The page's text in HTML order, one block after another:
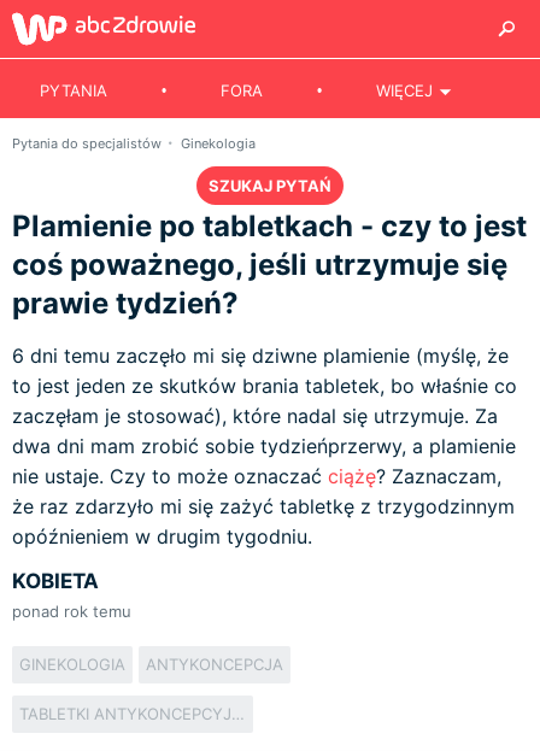
PYTANIA FORA WIĘCEJ
Pytania do specjalistów Ginekologia
SZUKAJ PYTAŃ
Plamienie po tabletkach - czy to jest
coś poważnego, jeśli utrzymuje się
prawie tydzień?
6 dni temu zaczęło mi się dziwne plamienie (myślę, że
to jest jeden ze skutków brania tabletek, bo właśnie co
zaczęłam je stosować), które nadal się utrzymuje. Za
dwa dni mam zrobić sobie tydzieńprzerwy, a plamienie
nie ustaje. Czy to może oznaczać ciążę? Zaznaczam,
że raz zdarzyło mi się zażyć tabletkę z trzygodzinnym
opóźnieniem w drugim tygodniu.
KOBIETA
ponad rok temu
GINEKOLOGIA ANTYKONCEPCJA
TABLETKI ANTYKONCEPCYJNE